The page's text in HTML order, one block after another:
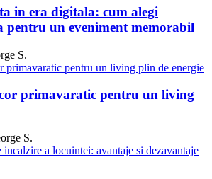
in era digitala: cum alegi
un eveniment memorabil
S.
primavaratic pentru un living
S.